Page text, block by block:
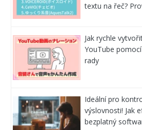
textu na řeč?
Jak rychle
YouTube
rady
Ideální pro
výslovnosti! Jak
bezplatný